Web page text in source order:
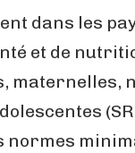
dans les
et de
maternelles,
normes